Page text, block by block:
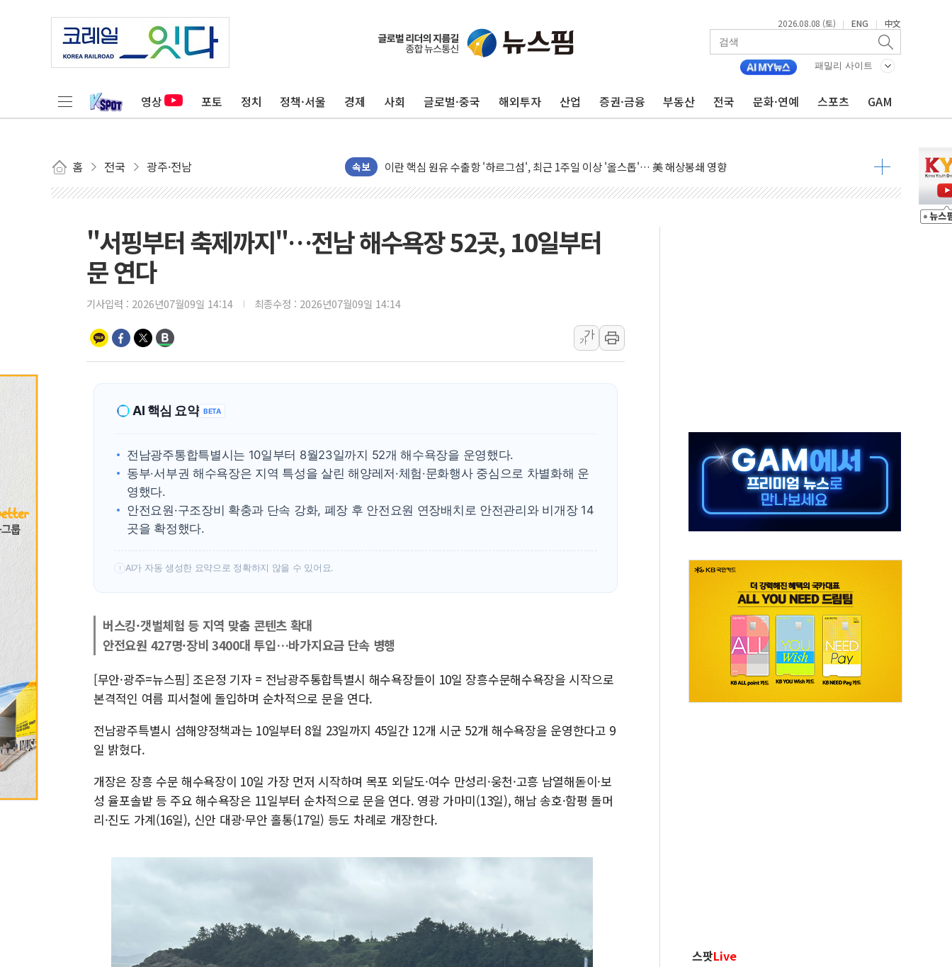
2026.08.08 (토) | ENG | 中文
패밀리 사이트
영상 포토 정치 정책·서울 경제 사회 글로벌·중국 해외투자 산업 증권·금융 부동산 전국 문화·연예 스포츠 GAM
홈 전국 광주·전남 속보
유럽증시, 美 고용 예상 밖 부진에 연준 금리 인상 가능성 낮아지며 상승… STOXX 600 지수는 나흘 연속 최고치
미 연준 매파 기세 꺾이나…고용 감소에 9월 동결 전망 우세
트럼프, 백신·자폐증 행정명령 검토…"이르면 다음 주"
美 항소법원, 백악관 무도회장 공사 중단 명령…트럼프 제동
美 고용 쇼크에 엔화 장중 급등…시장은 "또 개입했나" 촉각
[AI MY 뉴스] 뉴욕 반도체주 프리뷰...美 고용 쇼크에 반도체주 '활짝'
[종합] 美 7월 고용 2만3000명 감소 '쇼크'…9월 금리 인상 기대 후퇴
[사진] 이슬람 수니파 3개국, 공동방위협정 체결
특정 정치인 측근 포항시 정책특보 내정설...포항시 '시끌'
李 "해남 태양광, 대한민국 다음 100년 밑거름…수도권 집중 완화 전환점"
"서핑부터 축제까지"…전남 해수욕장 52곳, 10일부터
문 연다
기사입력 : 2026년07월09일 14:14 최종수정 : 2026년07월09일 14:14
가
가
AI 핵심 요약 BETA
전남광주통합특별시는 10일부터 8월23일까지 52개 해수욕장을 운영했다.
동부·서부권 해수욕장은 지역 특성을 살린 해양레저·체험·문화행사 중심으로 차별화해 운
영했다.
안전요원·구조장비 확충과 단속 강화, 폐장 후 안전요원 연장배치로 안전관리와 비개장 14
곳을 확정했다.
! AI가 자동 생성한 요약으로 정확하지 않을 수 있어요.
버스킹·갯벌체험 등 지역 맞춤 콘텐츠 확대
안전요원 427명·장비 3400대 투입…바가지요금 단속 병행
[무안·광주=뉴스핌] 조은정 기자 = 전남광주통합특별시 해수욕장들이 10일 장흥수문해수욕장을 시작으로
본격적인 여름 피서철에 돌입하며 순차적으로 문을 연다.
전남광주특별시 섬해양정책과는 10일부터 8월 23일까지 45일간 12개 시군 52개 해수욕장을 운영한다고 9
일 밝혔다.
개장은 장흥 수문 해수욕장이 10일 가장 먼저 시작하며 목포 외달도·여수 만성리·웅천·고흥 남열해돋이·보
성 율포솔밭 등 주요 해수욕장은 11일부터 순차적으로 문을 연다. 영광 가마미(13일), 해남 송호·함평 돌머
리·진도 가계(16일), 신안 대광·무안 홀통(17일) 등도 차례로 개장한다.
스팟Live